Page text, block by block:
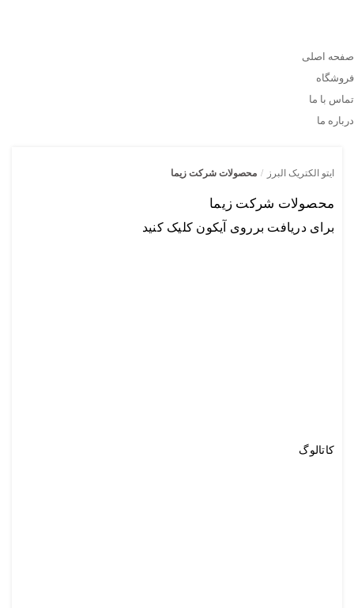
صفحه اصلی
فروشگاه
تماس با ما
درباره ما
ایتو الکتریک البرز / محصولات شرکت زیما
محصولات شرکت زیما
برای دریافت برروی آیکون کلیک کنید
کاتالوگ